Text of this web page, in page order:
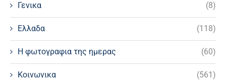
Γενικα (8)
Ελλαδα (118)
Η φωτογραφια της ημερας (60)
Κοινωνικα (561)